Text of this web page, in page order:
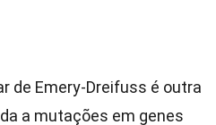
de Emery-Dreifuss é outra
a mutações em genes